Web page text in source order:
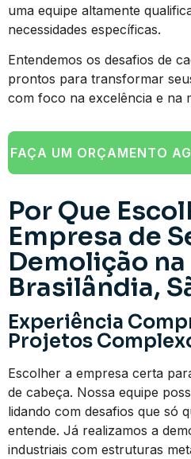
uma equipe altamente
necessidades específicas.
Entendemos os desafios de
prontos para transformar
com foco na excelência e na
FAÇA UM ORÇAMENTO
Por Que
Empresa de
Demolição na
Brasilândia,
Experiência
Projetos
Escolher a empresa certa
de cabeça. Nossa equipe
lidando com desafios que só
entende. Já realizamos a
industriais com estruturas